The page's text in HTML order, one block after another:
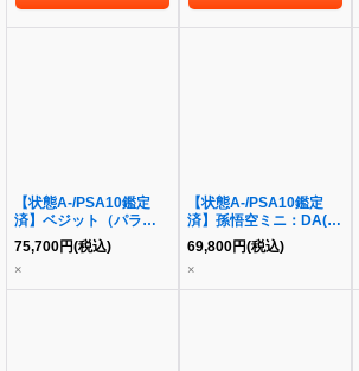
【状態A-/PSA10鑑定
済】ベジット（パラレル
版/金文字）《SR☆》
{FB02-061}
75,700円(税込)
×
【状態A-/PSA10鑑定
済】孫悟空ミニ：DA(パ
ラレル/DAIMAロゴ)
《-》{FP-024}
69,800円(税込)
×